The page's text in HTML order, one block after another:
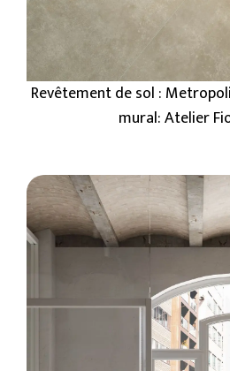
Revêtement de sol :
mural: Atelier